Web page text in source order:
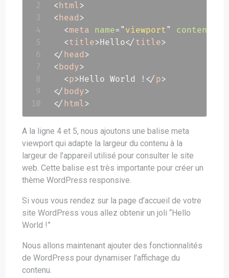
<html>
<head>
<meta name= " viewport " content
<title>Hello</ title>
</ head>
<body>
<p>Hello World ! </ p>
</ body>
</ html>
A la ligne 4 et 5, nous ajoutons une balise meta
viewport qui adapte la largeur du contenu à la
largeur de l’appareil utilisé pour consulter le site
web. Cette balise est très importante pour créer un
thème WordPress responsive.
Si vous vous rendez sur la page d’accueil de votre
site WordPress vous allez obtenir un joli “Hello
World !”
Nous allons maintenant ajouter des fonctionnalités
de WordPress pour dynamiser l’affichage du
contenu.